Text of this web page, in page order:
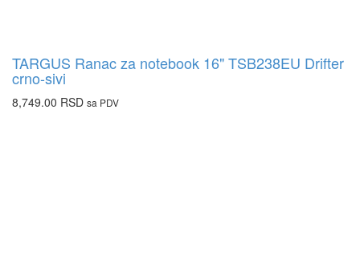
TARGUS Ranac za notebook 16" TSB238EU Drifter
crno-sivi
8,749.00 RSD sa PDV